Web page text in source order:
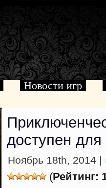
Новости игр
доступен для
Ноябрь 18th, 2014 |
(Рейтинг: